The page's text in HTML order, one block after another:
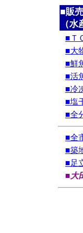
■販
（
■Ｔ
■大
■鮮
■活
■冷
■塩
■全
■全
■築
■足
■大